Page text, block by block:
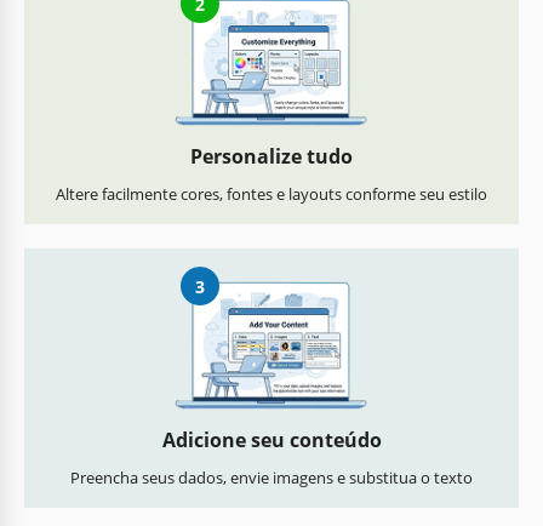
Personalize tudo
Altere facilmente cores, fontes e layouts conforme seu estilo
3
Adicione seu conteúdo
Preencha seus dados, envie imagens e substitua o texto